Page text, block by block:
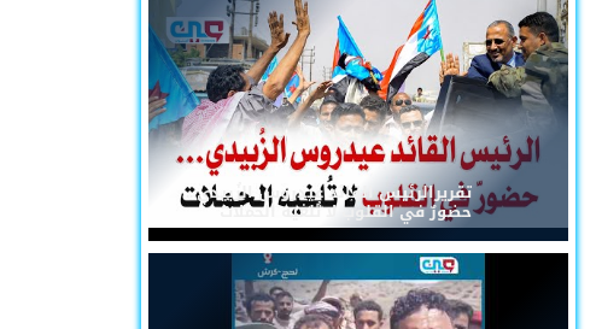
تقريرالرئيس القائد عيدروس الزُبيدي...
حضورٌ في القلوب لا تُلغيه الحملات